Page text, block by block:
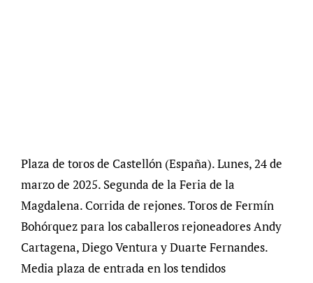
Plaza de toros de Castellón (España). Lunes, 24 de
marzo de 2025. Segunda de la Feria de la
Magdalena. Corrida de rejones. Toros de Fermín
Bohórquez para los caballeros rejoneadores Andy
Cartagena, Diego Ventura y Duarte Fernandes.
Media plaza de entrada en los tendidos